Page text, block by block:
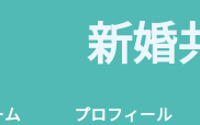
新婚
ム プロフィール